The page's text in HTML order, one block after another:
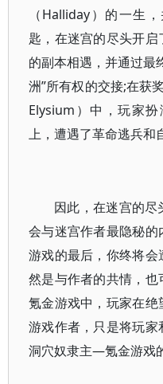
（Halliday）的一生
匙，在迷宫的尽头开
的副本相遇，并通过最
洲”所有权的交接;在获
Elysium）中，玩家
上，遭遇了革命逃兵和
因此，在迷宫的
会与迷宫作者最隐秘
游戏的最后，你终将
然是与作者的共情，
氪金游戏中，玩家在
游戏作者，只是将玩
洞穴奴隶主—氪金游戏